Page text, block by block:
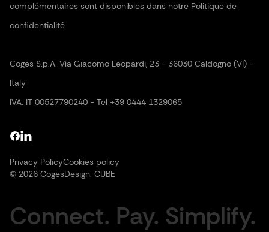
complémentaires sont disponibles dans notre Politique de
confidentialité.
Coges S.p.A. Vía Giacomo Leopardi, 23 - 36030 Caldogno (VI) -
Italy
IVA: IT 00527790240 - Tel +39 0444 1329065
Privacy PolicyCookies policy
© 2026 CogesDesign: CUBE
Connect. Pay. Simplify.